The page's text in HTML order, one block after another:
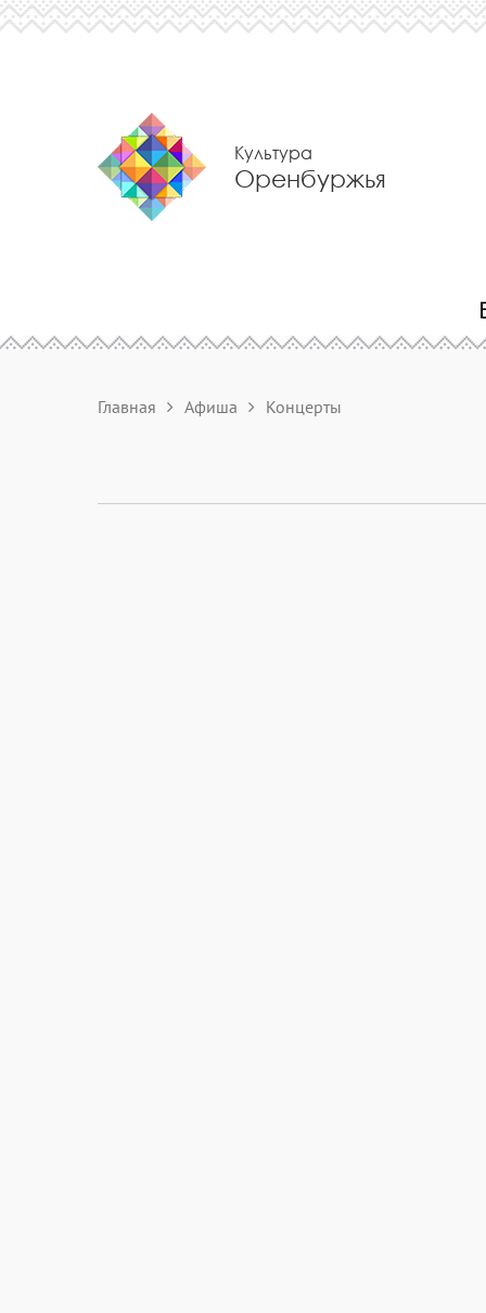
Культура
Оренбуржья
Главная Афиша Концерты